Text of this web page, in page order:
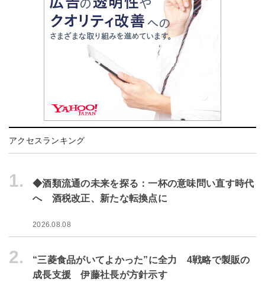
アクセスランキング
1.
◆酒類流通の未来を探る：一杯の意味問い直す時代
へ 酒税改正、新たな転換点に
2026.08.08
2.
“三菱食品がいてよかった”に全力 4戦略で製販の
成長支援 伊藤社長が方針示す